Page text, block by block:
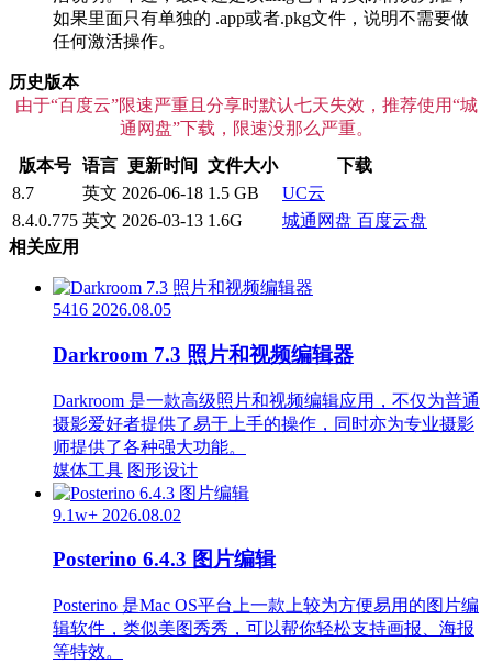
如果里面只有单独的 .app或者.pkg文件，说明不需要做
任何激活操作。
历史版本
由于“百度云”限速严重且分享时默认七天失效，推荐使用“城
通网盘”下载，限速没那么严重。
版本号 语言 更新时间 文件大小
下载
8.7
英文 2026-06-18 1.5 GB
UC云
8.4.0.775 英文 2026-03-13 1.6G 城通网盘 百度云盘
相关应用
5416 2026.08.05
Darkroom 7.3 照片和视频编辑器
Darkroom 是一款高级照片和视频编辑应用，不仅为普通
摄影爱好者提供了易于上手的操作，同时亦为专业摄影
师提供了各种强大功能。
媒体工具 图形设计
9.1w+ 2026.08.02
Posterino 6.4.3 图片编辑
Posterino 是Mac OS平台上一款上较为方便易用的图片编
辑软件，类似美图秀秀，可以帮你轻松支持画报、海报
等特效。